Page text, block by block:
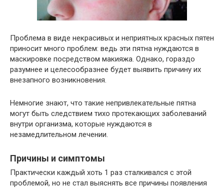
Проблема в виде некрасивых и неприятных красных пятен
приносит много проблем: ведь эти пятна нуждаются в
маскировке посредством макияжа. Однако, гораздо
разумнее и целесообразнее будет выявить причину их
внезапного возникновения.
Немногие знают, что такие непривлекательные пятна
могут быть следствием тихо протекающих заболеваний
внутри организма, которые нуждаются в
незамедлительном лечении.
Причины и симптомы
Практически каждый хоть 1 раз сталкивался с этой
проблемой, но не стал выяснять все причины появления